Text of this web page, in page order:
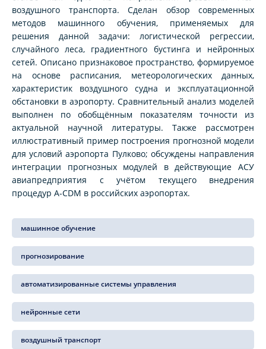
воздушного транспорта. Сделан обзор современных
методов машинного обучения, применяемых для
решения данной задачи: логистической регрессии,
случайного леса, градиентного бустинга и нейронных
сетей. Описано признаковое пространство, формируемое
на основе расписания, метеорологических данных,
характеристик воздушного судна и эксплуатационной
обстановки в аэропорту. Сравнительный анализ моделей
выполнен по обобщённым показателям точности из
актуальной научной литературы. Также рассмотрен
иллюстративный пример построения прогнозной модели
для условий аэропорта Пулково; обсуждены направления
интеграции прогнозных модулей в действующие АСУ
авиапредприятия с учётом текущего внедрения
процедур A-CDM в российских аэропортах.
машинное обучение
прогнозирование
автоматизированные системы управления
нейронные сети
воздушный транспорт